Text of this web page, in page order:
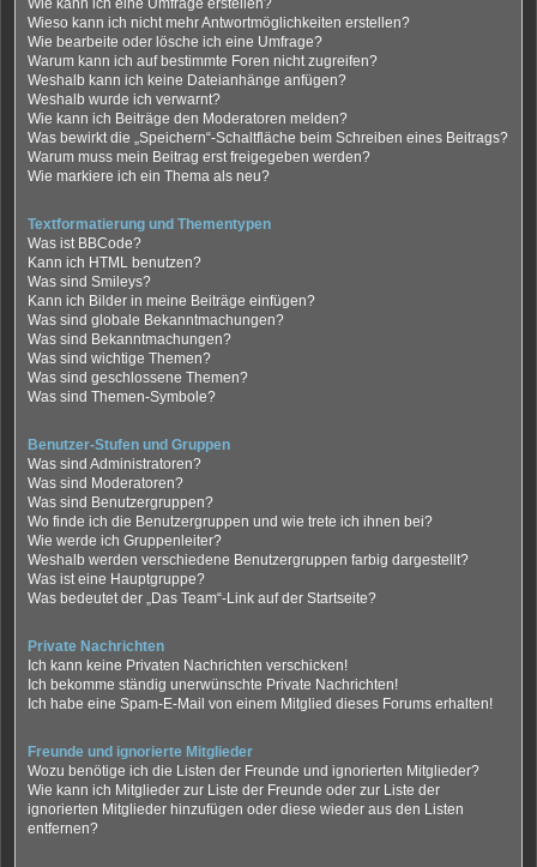
Wieso kann ich nicht mehr Antwortmöglichkeiten erstellen?
Wie bearbeite oder lösche ich eine Umfrage?
Warum kann ich auf bestimmte Foren nicht zugreifen?
Weshalb kann ich keine Dateianhänge anfügen?
Weshalb wurde ich verwarnt?
Wie kann ich Beiträge den Moderatoren melden?
Was bewirkt die „Speichern“-Schaltfläche beim Schreiben eines Beitrags?
Warum muss mein Beitrag erst freigegeben werden?
Wie markiere ich ein Thema als neu?
Textformatierung und Thementypen
Was ist BBCode?
Kann ich HTML benutzen?
Was sind Smileys?
Kann ich Bilder in meine Beiträge einfügen?
Was sind globale Bekanntmachungen?
Was sind Bekanntmachungen?
Was sind wichtige Themen?
Was sind geschlossene Themen?
Was sind Themen-Symbole?
Benutzer-Stufen und Gruppen
Was sind Administratoren?
Was sind Moderatoren?
Was sind Benutzergruppen?
Wo finde ich die Benutzergruppen und wie trete ich ihnen bei?
Wie werde ich Gruppenleiter?
Weshalb werden verschiedene Benutzergruppen farbig dargestellt?
Was ist eine Hauptgruppe?
Was bedeutet der „Das Team“-Link auf der Startseite?
Private Nachrichten
Ich kann keine Privaten Nachrichten verschicken!
Ich bekomme ständig unerwünschte Private Nachrichten!
Ich habe eine Spam-E-Mail von einem Mitglied dieses Forums erhalten!
Freunde und ignorierte Mitglieder
Wozu benötige ich die Listen der Freunde und ignorierten Mitglieder?
Wie kann ich Mitglieder zur Liste der Freunde oder zur Liste der
ignorierten Mitglieder hinzufügen oder diese wieder aus den Listen
entfernen?